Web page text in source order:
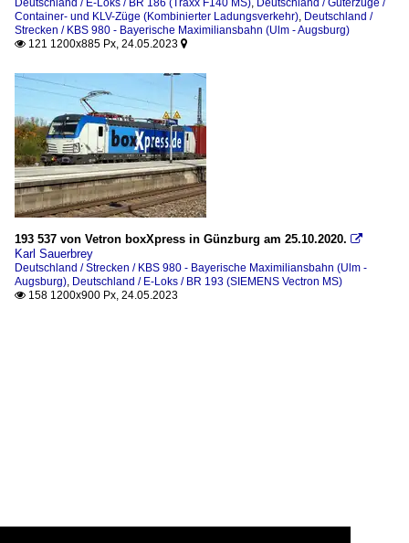
Deutschland / E-Loks / BR 186 (Traxx F140 MS), Deutschland / Güterzüge /
Container- und KLV-Züge (Kombinierter Ladungsverkehr), Deutschland /
Strecken / KBS 980 - Bayerische Maximiliansbahn (Ulm - Augsburg)
 121 1200x885 Px, 24.05.2023 
193 537 von Vetron boxXpress in Günzburg am 25.10.2020. 
Karl Sauerbrey
Deutschland / Strecken / KBS 980 - Bayerische Maximiliansbahn (Ulm -
Augsburg), Deutschland / E-Loks / BR 193 (SIEMENS Vectron MS)
 158 1200x900 Px, 24.05.2023